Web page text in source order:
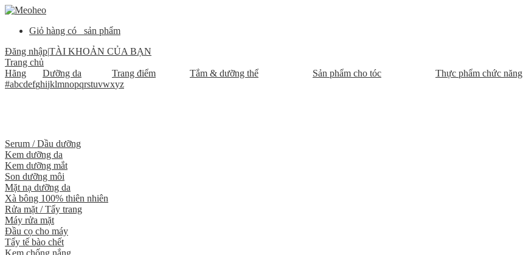
Giỏ hàng có
sản phẩm
Đăng nhập|TÀI KHOẢN CỦA BẠN
Trang chủ
Hãng
Dưỡng da Trang điểm Tắm & dưỡng thể Sản phẩm cho tóc Thực phẩm chức năng
#abcdefghijklmnopqrstuvwxyz
Serum / Dầu dưỡng
Kem dưỡng da
Kem dưỡng mắt
Son dưỡng môi
Mặt nạ dưỡng da
Xà bông 100% thiên nhiên
Rửa mặt / Tẩy trang
Máy rửa mặt
Đầu cọ cho máy
Tẩy tế bào chết
Kem chống nắng